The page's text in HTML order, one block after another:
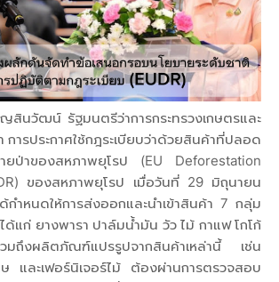
นวัฒน์ รัฐมนตรีว่าการกระทรวงเกษตรและ
การประกาศใช้กฎระเบียบว่าด้วยสินค้าที่ปลอด
ายป่าของสหภาพยุโรป (EU Deforestation
ของสหภาพยุโรป เมื่อวันที่ 29 มิถุนายน
ำหนดให้การส่งออกและนำเข้าสินค้า 7 กลุ่ม
แก่ ยางพารา ปาล์มน้ำมัน วัว ไม้ กาแฟ โกโก้
มถึงผลิตภัณฑ์แปรรูปจากสินค้าเหล่านี้ เช่น
และเฟอร์นิเจอร์ไม้ ต้องผ่านการตรวจสอบ